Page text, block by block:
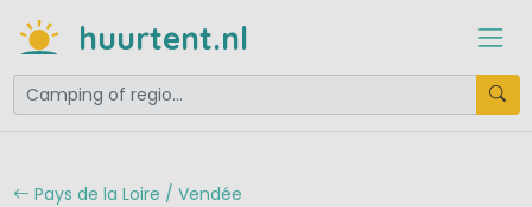
huurtent.nl
Pays de la Loire / Vendée